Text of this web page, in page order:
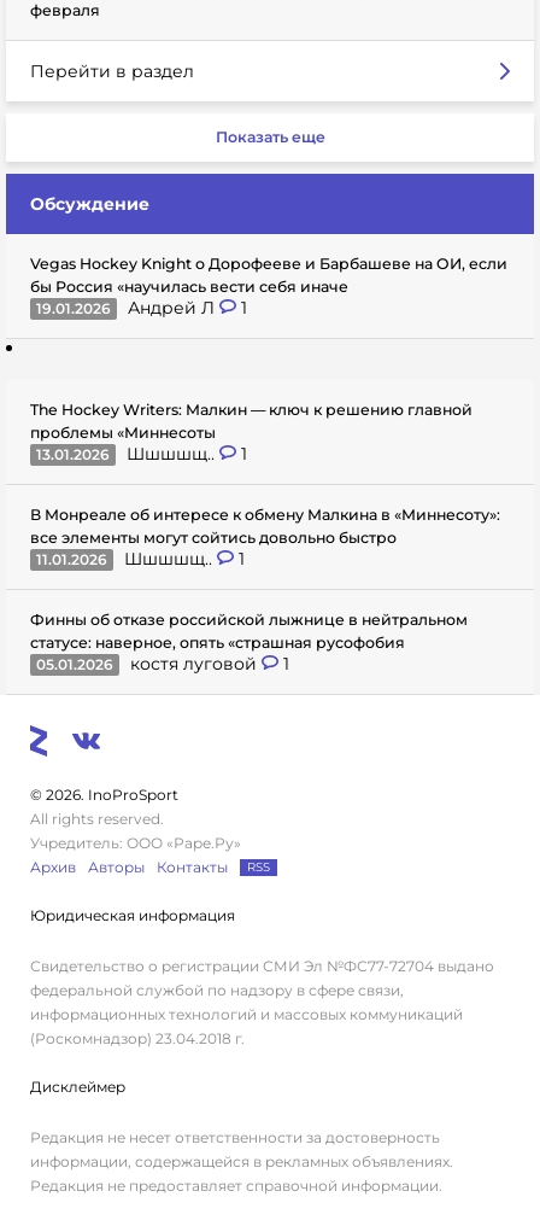
февраля
Перейти в раздел
Показать еще
Обсуждение
Vegas Hockey Knight о Дорофееве и Барбашеве на ОИ, если
бы Россия «научилась вести себя иначе
19.01.2026
Андрей Л 1
The Hockey Writers: Малкин — ключ к решению главной
проблемы «Миннесоты
13.01.2026
Шшшшщ.. 1
В Монреале об интересе к обмену Малкина в «Миннесоту»:
все элементы могут сойтись довольно быстро
11.01.2026
Шшшшщ.. 1
Финны об отказе российской лыжнице в нейтральном
статусе: наверное, опять «страшная русофобия
05.01.2026
костя луговой 1
© 2026. InoProSport
All rights reserved.
Учредитель: ООО «Раре.Ру»
Архив
Авторы Контакты RSS
Юридическая информация
Свидетельство о регистрации СМИ Эл №ФС77-72704 выдано
федеральной службой по надзору в сфере связи,
информационных технологий и массовых коммуникаций
(Роскомнадзор) 23.04.2018 г.
Дисклеймер
Редакция не несет ответственности за достоверность
информации, содержащейся в рекламных объявлениях.
Редакция не предоставляет справочной информации.